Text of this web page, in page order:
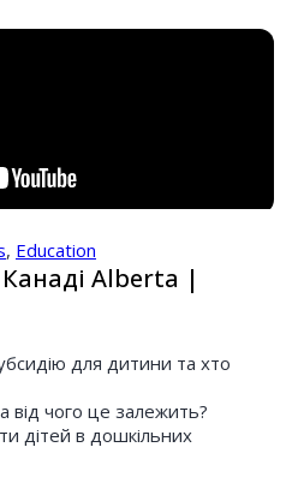
, Education
Alberta |
для дитини та хто
від чого це залежить?
дітей в дошкільних